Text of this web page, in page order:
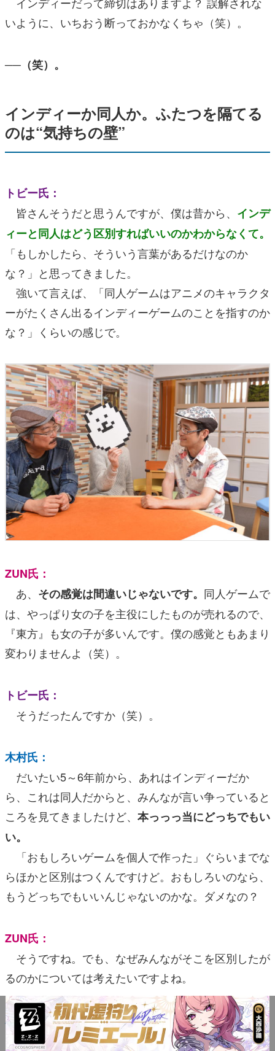
いように、いちおう断っておかなくちゃ（笑）。
──（笑）。
インディーか同人か。ふたつを隔てる
のは“気持ちの壁”
トビー氏：
皆さんそうだと思うんですが、僕は昔から、 インデ
ィーと同人はどう区別すればいいのかわからなくて。
「もしかしたら、そういう言葉があるだけなのか
な？」と思ってきました。
強いて言えば、「同人ゲームはアニメのキャラクタ
ーがたくさん出るインディーゲームのことを指すのか
な？」くらいの感じで。
ZUN氏：
あ、 その感覚は間違いじゃないです。 同人ゲームで
は、やっぱり女の子を主役にしたものが売れるので、
『東方』も女の子が多いんです。僕の感覚ともあまり
変わりませんよ（笑）。
トビー氏：
そうだったんですか（笑）。
木村氏：
だいたい5～6年前から、あれはインディーだか
ら、これは同人だからと、みんなが言い争っていると
ころを見てきましたけど、 本っっっ当にどっちでもい
い。
「おもしろいゲームを個人で作った」ぐらいまでな
らほかと区別はつくんですけど。おもしろいのなら、
もうどっちでもいいんじゃないのかな。ダメなの？
ZUN氏：
そうですね。でも、なぜみんながそこを区別したが
るのかについては考えたいですよね。
木村氏：
僕がいつも思うのは、だんだん世界が平たくなって